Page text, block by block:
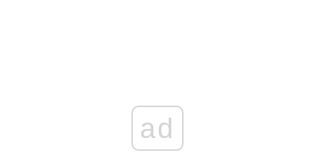
ad